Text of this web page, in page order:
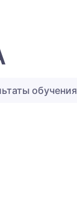
обучения